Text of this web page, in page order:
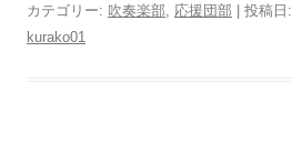
カテゴリー: 吹奏楽部 応援団部 | 投稿日:
kurako01